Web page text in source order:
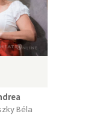
Béla